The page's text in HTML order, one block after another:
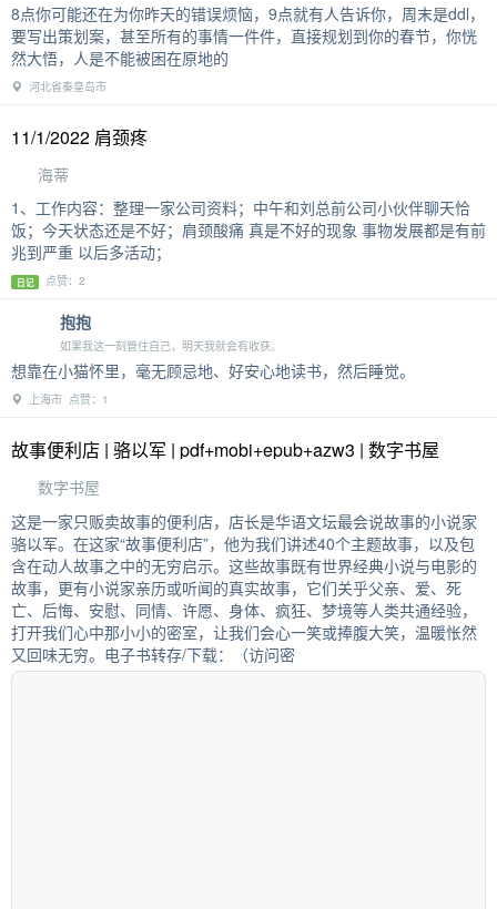
8点你可能还在为你昨天的错误烦恼，9点就有人告诉你，周末是ddl，
要写出策划案，甚至所有的事情一件件，直接规划到你的春节，你恍
然大悟，人是不能被困在原地的
河北省秦皇岛市
11/1/2022 肩颈疼
海蒂
1、工作内容：整理一家公司资料；中午和刘总前公司小伙伴聊天恰
饭；今天状态还是不好；肩颈酸痛 真是不好的现象 事物发展都是有前
兆到严重 以后多活动；
日记 点赞：2
抱抱
如果我这一刻管住自己，明天我就会有收获。
想靠在小猫怀里，毫无顾忌地、好安心地读书，然后睡觉。
上海市 点赞：1
故事便利店 | 骆以军 | pdf+mobi+epub+azw3 | 数字书屋
数字书屋
这是一家只贩卖故事的便利店，店长是华语文坛最会说故事的小说家
骆以军。在这家“故事便利店”，他为我们讲述40个主题故事，以及包
含在动人故事之中的无穷启示。这些故事既有世界经典小说与电影的
故事，更有小说家亲历或听闻的真实故事，它们关乎父亲、爱、死
亡、后悔、安慰、同情、许愿、身体、疯狂、梦境等人类共通经验，
打开我们心中那小小的密室，让我们会心一笑或捧腹大笑，温暖怅然
又回味无穷。电子书转存/下载：（访问密